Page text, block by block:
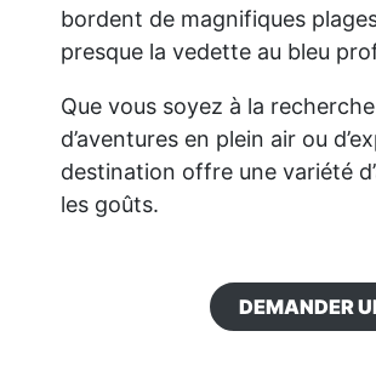
bordent de magnifiques
presque la vedette au bleu
Que vous soyez à la
d’aventures en plein air ou
destination offre une variété
les goûts.
DEMANDER